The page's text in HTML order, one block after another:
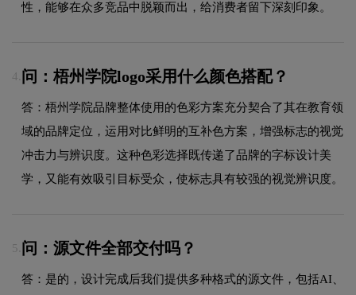
性，能够在众多竞品中脱颖而出，给消费者留下深刻印象。
4. 问：梧州学院logo采用什么颜色搭配？
答：梧州学院品牌整体使用的色彩方案充分契合了其在教育领
域的品牌定位，运用对比鲜明的互补色方案，增强标志的视觉
冲击力与辨识度。这种色彩选择既传递了品牌的字标设计美
学，又能有效吸引目标受众，使标志具有较强的视觉辨识度。
5. 问：源文件全部交付吗？
答：是的，设计完成后我们提供多种格式的源文件，包括AI、